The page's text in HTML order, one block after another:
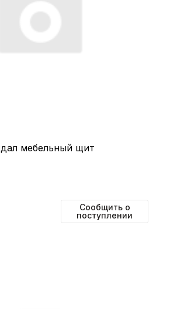
мебельный щит
Сообщить о
поступлении